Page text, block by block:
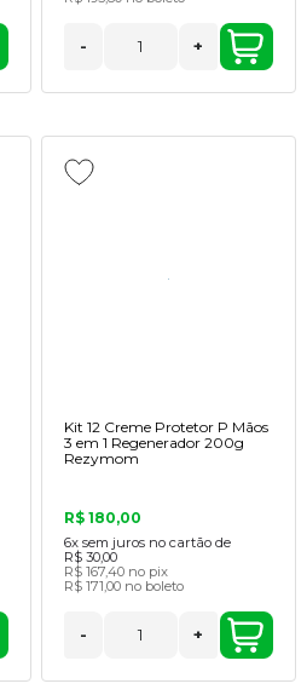
- +
Kit 12 Creme Protetor P Mãos
3 em 1 Regenerador 200g
Rezymom
R$ 180,00
6x sem juros no cartão de
R$ 30,00
R$ 167,40 no pix
R$ 171,00 no boleto
- +